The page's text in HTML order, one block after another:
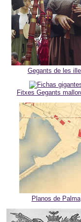
Gegants de les
Fitxes Gegants
Planos de Palma